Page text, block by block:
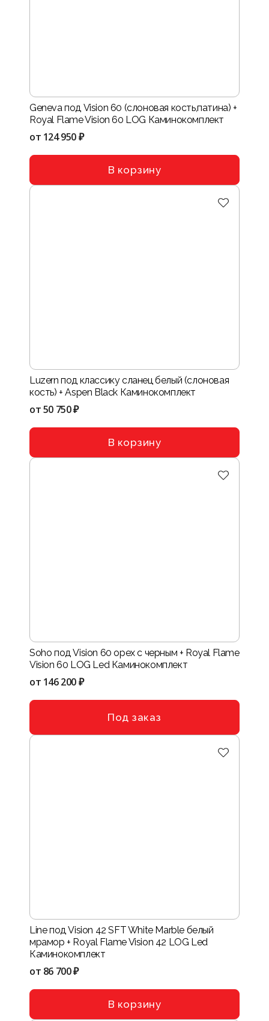
Geneva под Vision 60 (слоновая кость,патина) +
Royal Flame Vision 60 LOG Каминокомплект
от 124 950 ₽
В корзину
Luzern под классику сланец белый (слоновая
кость) + Aspen Black Каминокомплект
от50 750 ₽
В корзину
Soho под Vision 60 орех с черным + Royal Flame
Vision 60 LOG Led Каминокомплект
от 146 200 ₽
Под заказ
Line под Vision 42 SFT White Marble белый
мрамор + Royal Flame Vision 42 LOG Led
Каминокомплект
от 86 700 ₽
В корзину